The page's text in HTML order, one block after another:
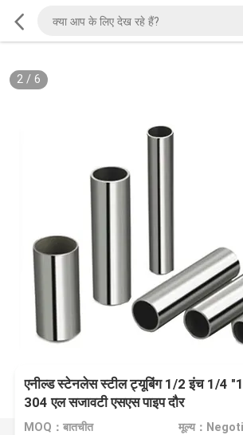
2/ 6
एनील्ड स्टेनलेस स्टील ट्यूबिंग 1/2 इंच 1/4
304 एल सजावटी एसएस पाइप दौर
MOQ：बातचीत मूल्य：